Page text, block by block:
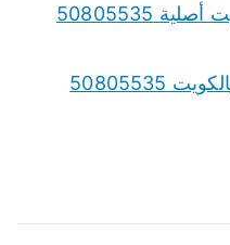
قطع غيار جيتور Jetour بالكويت أصلية 50805535
قطع غيار بايك BAIC الأصلية بالكويت 50805535